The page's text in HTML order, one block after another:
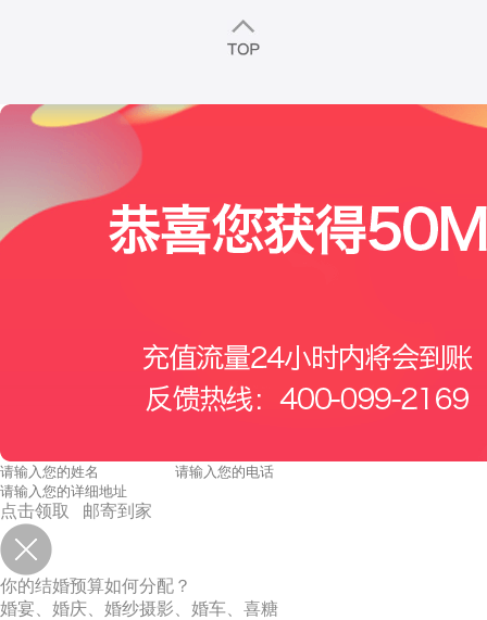
点击领取 邮寄到家
你的结婚预算如何分配？
婚宴、婚庆、婚纱摄影、婚车、喜糖